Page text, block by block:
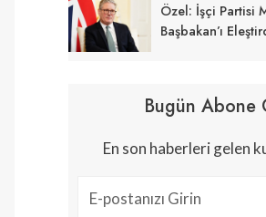
Özel: İşçi Partisi
Başbakan’ı
Bugün Abone
En son haberleri gelen